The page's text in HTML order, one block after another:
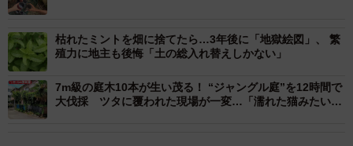
枯れたミントを畑に捨てたら…3年後に「地獄絵図」、 繁
殖力に地主も後悔「土の総入れ替えしかない」
7m級の庭木10本が生い茂る！ “ジャングル庭”を12時間で
大伐採 ツタに覆われた現場が一変…「濡れた猫みたい」